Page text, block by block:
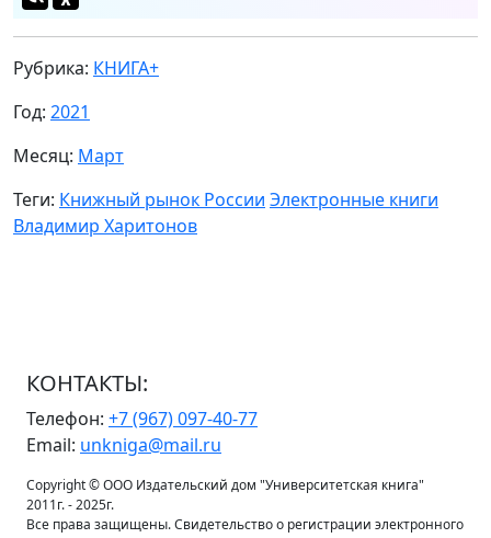
Рубрика: КНИГА+
Год: 2021
Месяц: Март
Теги: Книжный рынок России Электронные книги
Владимир Харитонов
КОНТАКТЫ:
Телефон: +7 (967) 097-40-77
Email: unkniga@mail.ru
Copyright © ООО Издательский дом "Университетская книга"
2011г. - 2025г.
Все права защищены. Свидетельство о регистрации электронного